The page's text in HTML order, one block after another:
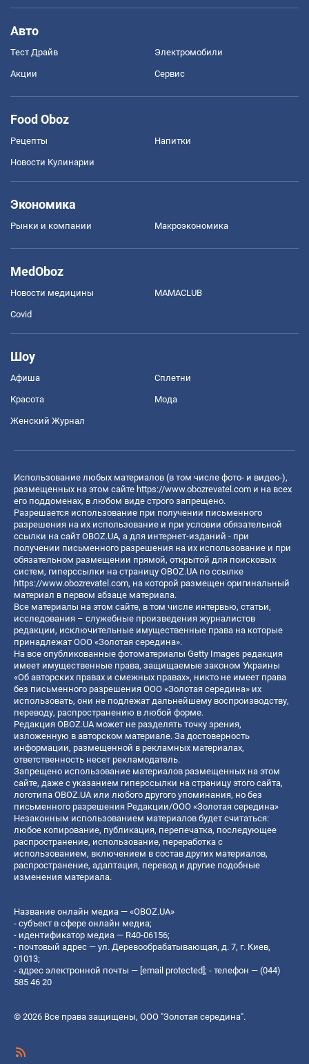
Авто
Тест Драйв Электромобили
Акции Сервис
Food Oboz
Рецепты Напитки
Новости Кулинарии
Экономика
Рынки и компании Mакроэкономика
MedOboz
Новости медицины MAMACLUB
Covid
Шоу
Афиша Сплетни
Красота Мода
Женский Журнал
Использование любых материалов (в том числе фото- и видео-),
размещенных на этом сайте https://www.obozrevatel.com и на всех
его поддоменах, в любом виде строго запрещено.
Разрешается использование при получении письменного
разрешения на их использование и при условии обязательной
ссылки на сайт OBOZ.UA, а для интернет-изданий - при
получении письменного разрешения на их использование и при
обязательном размещении прямой, открытой для поисковых
систем, гиперссылки на страницу OBOZ.UA по ссылке
https://www.obozrevatel.com, на которой размещен оригинальный
материал в первом абзаце материала.
Все материалы на этом сайте, в том числе интервью, статьи,
исследования – служебные произведения журналистов
редакции, исключительные имущественные права на которые
принадлежат ООО «Золотая середина».
На все опубликованные фотоматериалы Getty Images редакция
имеет имущественные права, защищаемые законом Украины
«Об авторских правах и смежных правах», никто не имеет права
без письменного разрешения ООО «Золотая середина» их
использовать, они не подлежат дальнейшему воспроизводству,
переводу, распространению в любой форме.
Редакция OBOZ.UA может не разделять точку зрения,
изложенную в авторском материале. За достоверность
информации, размещенной в рекламных материалах,
ответственность несет рекламодатель.
Запрещено использование материалов размещенных на этом
сайте, даже с указанием гиперссылки на страницу этого сайта,
логотипа OBOZ.UA или любого другого упоминания, но без
письменного разрешения Редакции/ООО «Золотая середина»
Незаконным использованием материалов будет считаться:
любое копирование, публикация, перепечатка, последующее
распространение, использование, переработка с
использованием, включением в состав других материалов,
распространение, адаптация, перевод и другие подобные
изменения материала.
Название онлайн медиа — «OBOZ.UA»
- субъект в сфере онлайн медиа;
- идентификатор медиа — R40-06156;
- почтовый адрес — ул. Деревообрабатывающая, д. 7, г. Киев,
01013;
- адрес электронной почты — [email protected] ; - телефон — (044)
585 46 20
© 2026 Все права защищены, ООО "Золотая середина".